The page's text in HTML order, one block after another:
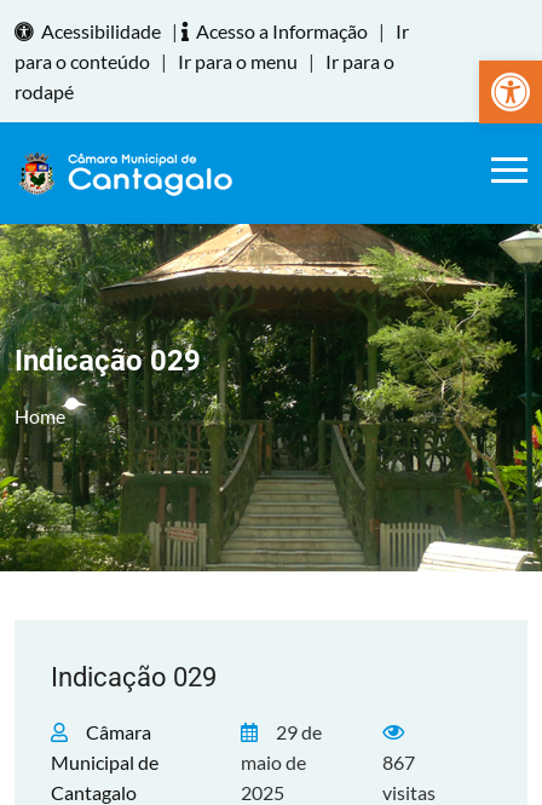
Abrir
Acessibilidade | Acesso a Informação |
Ir
para o conteúdo | Ir para o menu |
Ir para o
rodapé
Indicação 029
Home
Indicação 029
Câmara
Municipal de
Cantagalo
29 de
maio de
2025
867
visitas